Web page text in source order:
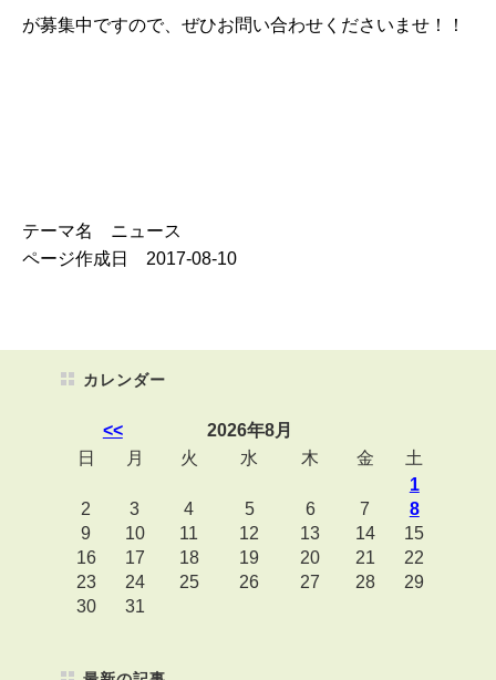
が募集中ですので、ぜひお問い合わせくださいませ！！
テーマ名 ニュース
ページ作成日 2017-08-10
カレンダー
<<
2026年8月
日
月 火 水 木 金
土
1
2
3 4 5 6 7
8
9
10 11 12 13 14
15
16
17 18 19 20 21
22
23
24 25 26 27 28
29
30
31